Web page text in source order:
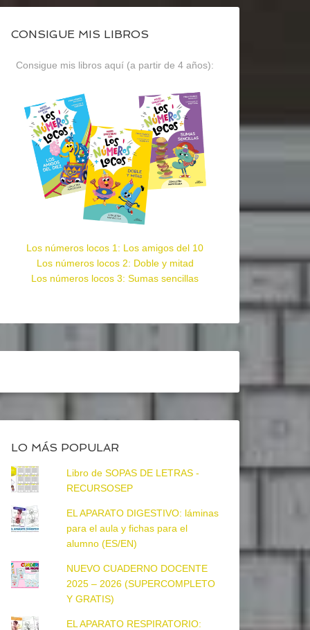
CONSIGUE MIS LIBROS
Consigue mis libros aquí (a partir de 4 años):
Los números locos 1: Los amigos del 10
Los números locos 2: Doble y mitad
Los números locos 3: Sumas sencillas
LO MÁS POPULAR
Libro de SOPAS DE LETRAS -
RECURSOSEP
EL APARATO DIGESTIVO: láminas
para el aula y fichas para el
alumno (ES/EN)
NUEVO CUADERNO DOCENTE
2025 – 2026 (SUPERCOMPLETO
Y GRATIS)
EL APARATO RESPIRATORIO: